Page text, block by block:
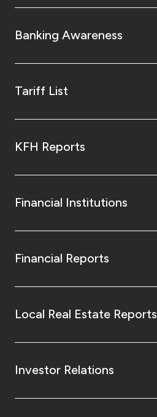
Banking Awareness
Tariff List
KFH Reports
Financial Institutions
Financial Reports
Local Real Estate Reports
Investor Relations